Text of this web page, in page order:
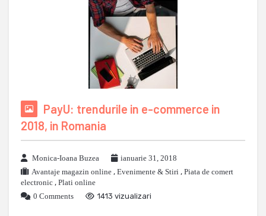
PayU: trendurile in e-commerce in
2018, in Romania
Monica-Ioana Buzea
ianuarie 31, 2018
Avantaje magazin online , Evenimente & Stiri , Piata de comert
electronic , Plati online
0 Comments
1413 vizualizari